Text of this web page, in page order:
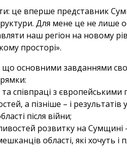
це вперше представник
Для мене це не лише
наш регіон на новому
просторі».
основними завданнями
та співпраці з
а пізніше – і результатів
після війни;
розвитку на Сумщині
області, які хочуть